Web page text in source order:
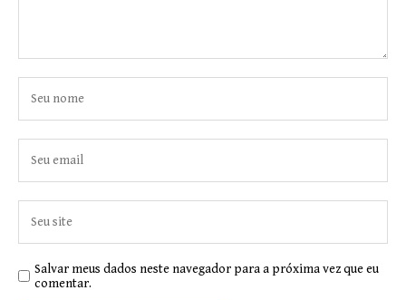
Salvar meus dados neste navegador para a próxima vez que eu
comentar.